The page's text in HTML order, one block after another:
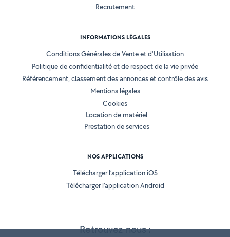
Retrouvez-nous :
Recrutement
INFORMATIONS LÉGALES
Conditions Générales de Vente et d'Utilisation
Politique de confidentialité et de respect de la vie privée
Référencement, classement des annonces et contrôle des avis
Mentions légales
Cookies
Location de matériel
Prestation de services
NOS APPLICATIONS
Télécharger l’application iOS
Télécharger l’application Android